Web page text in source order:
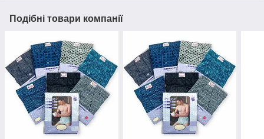
Подібні товари компанії